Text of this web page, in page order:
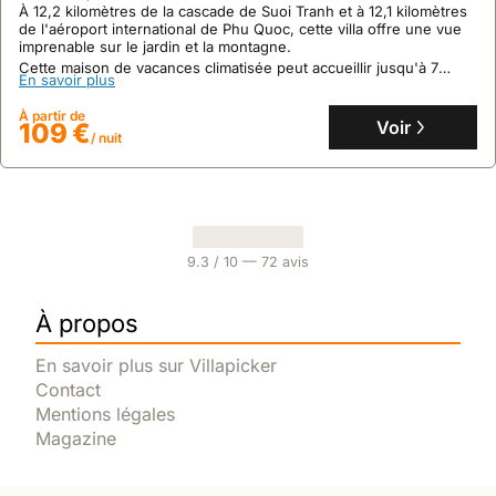
À 12,2 kilomètres de la cascade de Suoi Tranh et à 12,1 kilomètres
de l'aéroport international de Phu Quoc, cette villa offre une vue
imprenable sur le jardin et la montagne.
Cette maison de vacances climatisée peut accueillir jusqu'à 7
personnes dans ses 2 chambres et 3 salles de bain, et dispose
d'une cuisine entièrement équipée, d'une terrasse avec vue sur
la mer et d'un parking privé gratuit.
En savoir plus
À partir de
109 €/ nuit Voir
9.3 / 10 — 72 avis
À propos
En savoir plus sur Villapicker
Contact
Mentions légales
Magazine